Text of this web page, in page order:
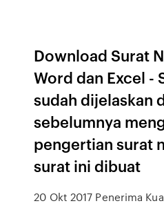
Download Surat
Word dan Excel -
sudah dijelaskan
sebelumnya
pengertian surat
surat ini dibuat
20 Okt 2017 Penerima